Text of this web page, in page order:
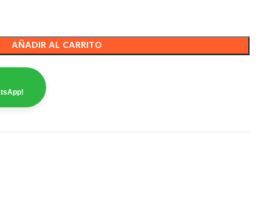
AÑADIR AL CARRITO